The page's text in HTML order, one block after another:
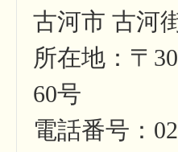
古河市 古河
所在地：〒
60号
電話番号：